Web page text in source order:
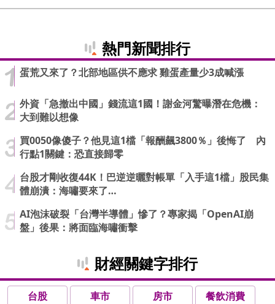
熱門新聞排行
蛋荒又來了？北部地區供不應求 雞蛋產量少3成喊漲
外資「急撤出中國」錢流這1國！謝金河驚曝潛在危機：
大到難以想像
買0050像傻子？他見這1檔「報酬飆3800％」後悔了 內
行點1關鍵：恐直接歸零
台股才剛收復44K！巴逆逆曬對帳單「入手這1檔」股民集
體崩潰：海嘯要來了…
AI泡沫破裂「台灣半導體」慘了？專家揭「OpenAI崩
盤」後果：將面臨海嘯衝擊
財經關鍵字排行
台股 車市 房市
餐飲消費